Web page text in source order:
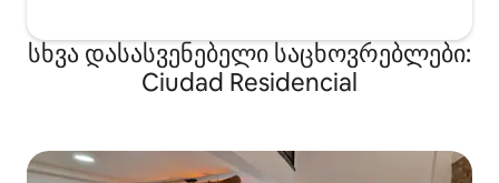
სხვა დასასვენებელი საცხოვრებლები:
Ciudad Residencial